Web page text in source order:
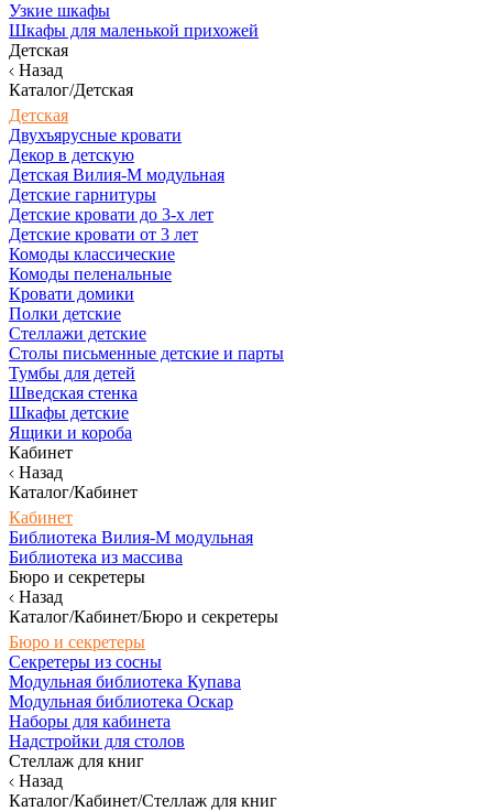
Узкие шкафы
Шкафы для маленькой прихожей
Детская
Назад
Каталог/Детская
Детская
Двухъярусные кровати
Декор в детскую
Детская Вилия-М модульная
Детские гарнитуры
Детские кровати до 3-х лет
Детские кровати от 3 лет
Комоды классические
Комоды пеленальные
Кровати домики
Полки детские
Стеллажи детские
Столы письменные детские и парты
Тумбы для детей
Шведская стенка
Шкафы детские
Ящики и короба
Кабинет
Назад
Каталог/Кабинет
Кабинет
Библиотека Вилия-М модульная
Библиотека из массива
Бюро и секретеры
Назад
Каталог/Кабинет/Бюро и секретеры
Бюро и секретеры
Секретеры из сосны
Модульная библиотека Купава
Модульная библиотека Оскар
Наборы для кабинета
Надстройки для столов
Стеллаж для книг
Назад
Каталог/Кабинет/Стеллаж для книг